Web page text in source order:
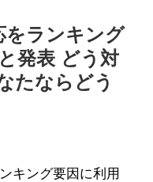
ランキング
発表 どう対
たならどう
キング要因に利用